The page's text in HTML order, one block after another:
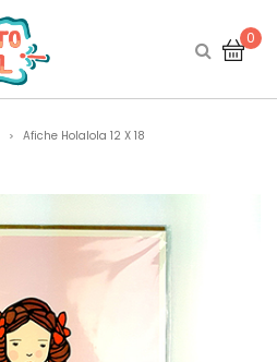
0
> Afiche Holalola 12 X 18